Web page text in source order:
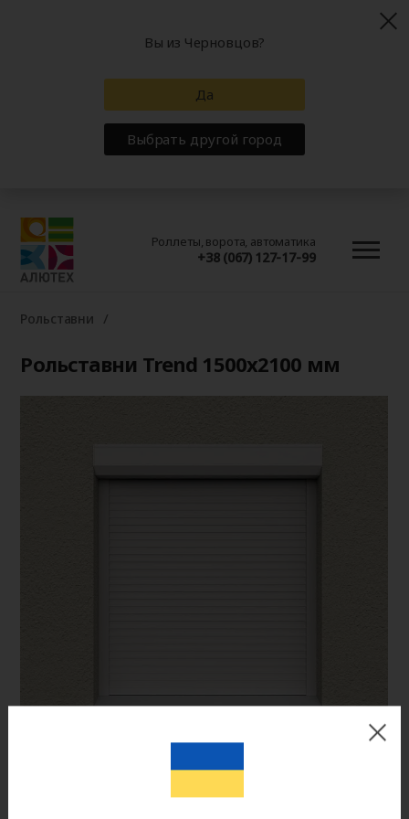
Роллеты, ворота, автоматика
+38 (067) 127-17-99
Рольставни
Рольставни Trend 1500x2100 мм
Вы из Черновцов?
Да
Выбрать другой город